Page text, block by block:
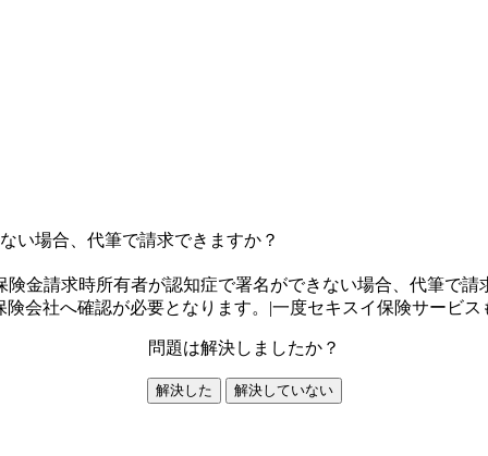
い場合、代筆で請求できますか？
険金請求時所有者が認知症で署名ができない場合、代筆で請
会社へ確認が必要となります。|一度セキスイ保険サービス
問題は解決しましたか？
解決した 解決していない